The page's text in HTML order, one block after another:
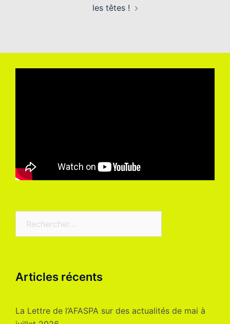
les têtes !
Articles récents
La Lettre de l’AFASPA sur des actualités de mai à